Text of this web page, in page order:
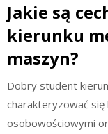
Jakie są
kierunku
maszyn?
Dobry student
charakteryzować się
osobowościowymi